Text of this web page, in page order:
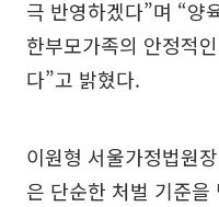
극 반영하겠다”며 “양
한부모가족의 안정적
다”고 밝혔다.
이원형 서울가정법원
은 단순한 처벌 기준